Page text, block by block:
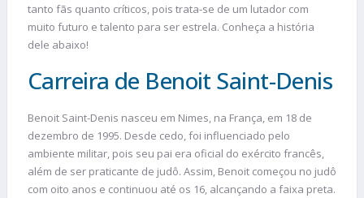
tanto fãs quanto críticos, pois trata-se de um lutador com
muito futuro e talento para ser estrela. Conheça a história
dele abaixo!
Carreira de Benoit Saint-Denis
Benoit Saint-Denis nasceu em Nimes, na França, em 18 de
dezembro de 1995. Desde cedo, foi influenciado pelo
ambiente militar, pois seu pai era oficial do exército francês,
além de ser praticante de judô. Assim, Benoit começou no judô
com oito anos e continuou até os 16, alcançando a faixa preta.